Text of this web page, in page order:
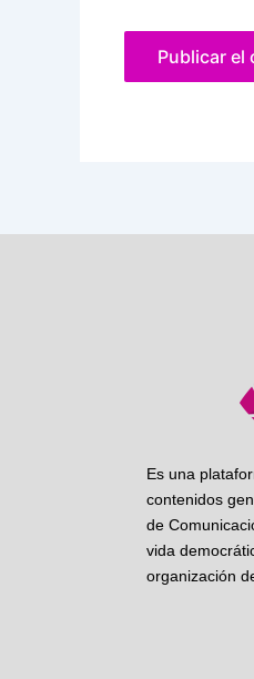
Es una
contenidos
de
vida
organización